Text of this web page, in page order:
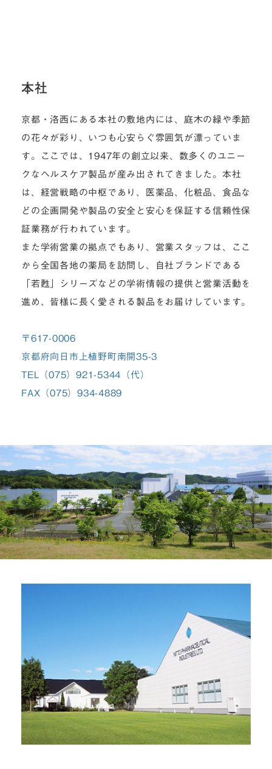
本社
京都・洛西にある本社の敷地内には、庭木の緑や季節
の花々が彩り、いつも心安らぐ雰囲気が漂っていま
す。ここでは、1947年の創立以来、数多くのユニー
クなヘルスケア製品が産み出されてきました。本社
は、経営戦略の中枢であり、医薬品、化粧品、食品な
どの企画開発や製品の安全と安心を保証する信頼性保
証業務が行われています。
また学術営業の拠点でもあり、営業スタッフは、ここ
から全国各地の薬局を訪問し、自社ブランドである
「若甦」シリーズなどの学術情報の提供と営業活動を
進め、皆様に長く愛される製品をお届けしています。
〒617-0006
京都府向日市上植野町南開35-3
TEL（075）921-5344（代）
FAX（075）934-4889